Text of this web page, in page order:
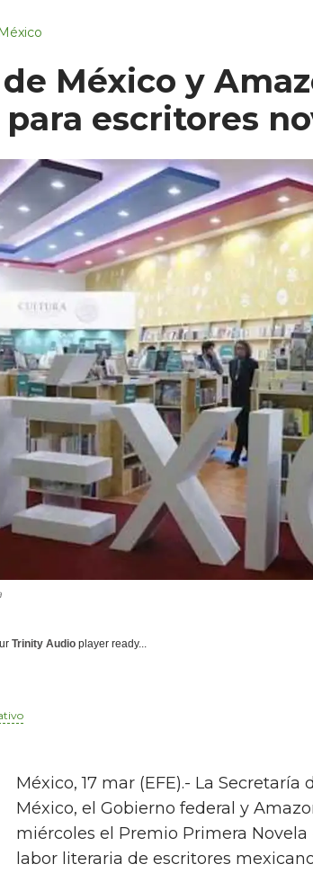
México
México y
escritores
Trinity Audio player ready...
México, 17 mar (EFE).- La
México, el Gobierno federal y
miércoles el Premio Primera
labor literaria de escritores